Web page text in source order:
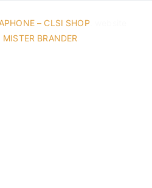
– CLSI SHOP
MISTER BRANDER